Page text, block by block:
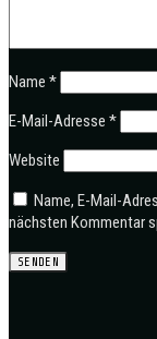
Name *
E-Mail-Adresse *
Website
Name, E-Mail-
nächsten Kommentar